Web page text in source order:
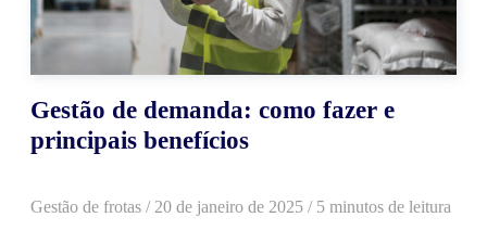
Gestão de demanda: como fazer e
principais benefícios
Gestão de frotas / 20 de janeiro de 2025 / 5 minutos de leitura